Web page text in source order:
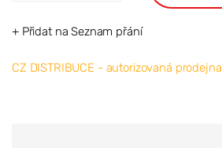
+ Přidat na Seznam přání
CZ DISTRIBUCE - autorizovaná prodejna